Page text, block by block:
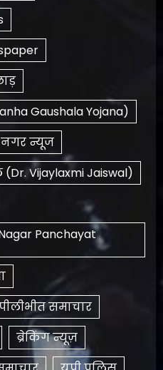
Gaushala Yojana)
नगर न्यूज
Vijaylaxmi Jaiswal)
Panchayat
समाचार
ब्रेकिंग न्यूज़